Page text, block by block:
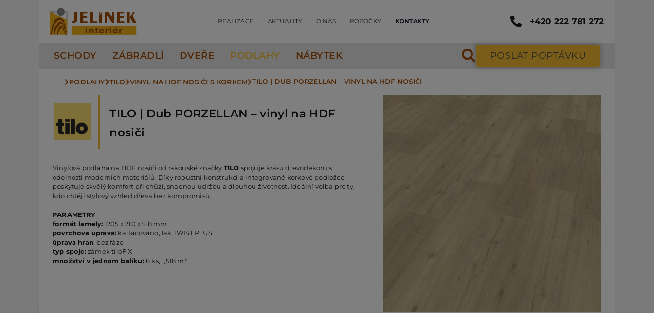
REALIZACE AKTUALITY O NÁS POBOČKY KONTAKTY +420 222 781 272
SCHODY ZÁBRADLÍ DVEŘE PODLAHY NÁBYTEK POSLAT POPTÁVKU
PODLAHY TILO VINYL NA HDF NOSIČI S KORKEM TILO | DUB PORZELLAN – VINYL NA HDF NOSIČI
TILO | Dub PORZELLAN – vinyl na HDF
nosiči
Vinylová podlaha na HDF nosiči od rakouské značky TILO spojuje krásu dřevodekoru s
odolností moderních materiálů. Díky robustní konstrukci a integrované korkové podložce
poskytuje skvělý komfort při chůzi, snadnou údržbu a dlouhou životnost. Ideální volba pro ty,
kdo chtějí stylový vzhled dřeva bez kompromisů.
PARAMETRY
formát lamely: 1205 x 210 x 9,8 mm
povrchová úprava: kartáčováno, lak TWIST PLUS
úprava hran: bez fáze
typ spoje:zámek tiloFIX
množství v jednom balíku:6 ks, 1,518 m²